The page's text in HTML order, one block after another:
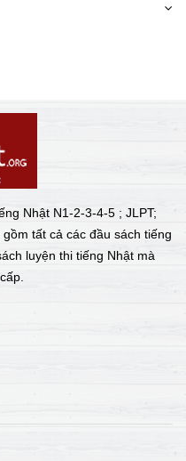
Nhật N1-2-3-4-5 ; JLPT;
tất cả các đầu sách tiếng
luyện thi tiếng Nhật mà